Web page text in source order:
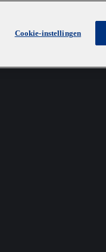
Cookie-instellingen